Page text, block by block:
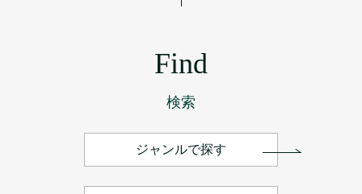
Find
検索
ジャンルで探す